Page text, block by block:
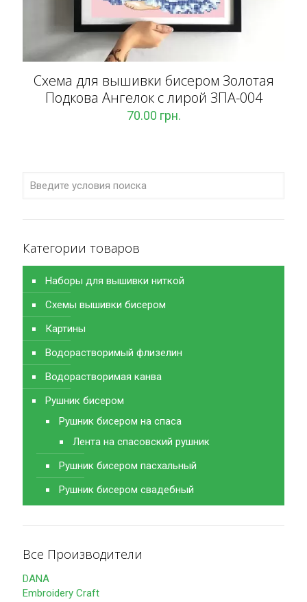
Схема для вышивки бисером Золотая
Подкова Ангелок с лирой ЗПА-004
70.00 грн.
Категории товаров
Наборы для вышивки ниткой
Схемы вышивки бисером
Картины
Водорастворимый флизелин
Водорастворимая канва
Рушник бисером
Рушник бисером на спаса
Лента на спасовский рушник
Рушник бисером пасхальный
Рушник бисером свадебный
Все Производители
DANA
Embroidery Craft